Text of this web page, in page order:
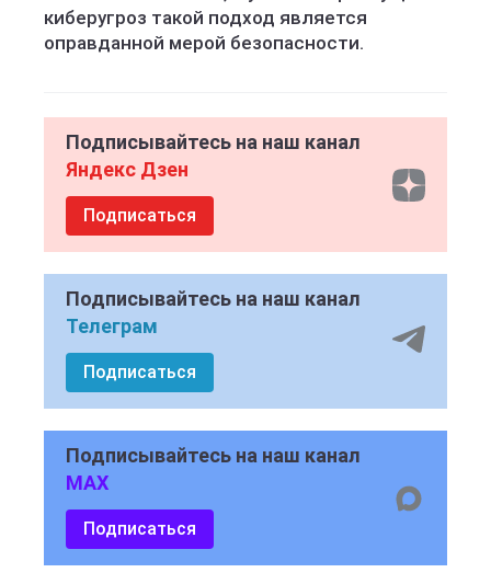
киберугроз такой подход является
оправданной мерой безопасности.
Подписывайтесь на наш канал
Яндекс Дзен
Подписаться
Подписывайтесь на наш канал
Телеграм
Подписаться
Подписывайтесь на наш канал
MAX
Подписаться